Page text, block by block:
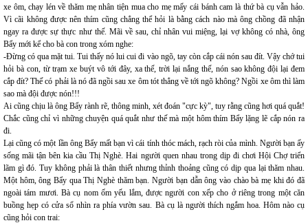
xe ôm, chạy lén về thăm mẹ nhân tiện mua cho mẹ mấy cái bánh cam là thứ bà cụ vẫn hảo.
Vì cãi không được nên thím cũng chẳng thể hỏi là bằng cách nào mà ông chồng đã nhận
ngay ra được sự thực như thế. Mãi về sau, chỉ nhân vui miệng, lại vợ không có nhà, ông
Bẩy mới kể cho bà con trong xóm nghe:
-Đừng có qua mặt tui. Tui thấy nó lui cui đi vào ngõ, tay còn cắp cái nón sau đít. Vậy chớ tui
hỏi bà con, từ trạm xe buýt vô tới đây, xa thế, trời lại nắng thế, nón sao không đội lại đem
cắp đít? Thế có phải là nó đã ngồi sau xe ôm tót thẳng về tới ngõ không? Ngồi xe ôm thì làm
sao mà đội được nón!!!
Ai cũng chịu là ông Bẩy rành rẽ, thông minh, xét đoán "cực kỳ", tuy rằng cũng hơi quá quắt!
Chắc cũng chỉ vì những chuyện quá quắt như thế mà một hôm thím Bẩy lặng lẽ cắp nón ra
đi.
Lại cũng có một lần ông Bẩy mất bạn vì cái tính thóc mách, rạch ròi của mình. Người bạn ấy
sống mãi tận bên kia cầu Thị Nghè. Hai người quen nhau trong dịp đi chơi Hội Chợ triển
lãm gì đó. Tuy không phải là thân thiết nhưng thỉnh thoảng cũng có dịp qua lại thăm nhau.
Một hôm, ông Bẩy qua Thị Nghè thăm bạn. Người bạn dẫn ông vào chào bà mẹ khi đó đã
ngoài tám mươi. Bà cụ nom ốm yếu lắm, được người con xếp cho ở riêng trong một căn
buồng hẹp có cửa sổ nhìn ra phía vườn sau. Bà cụ là người thích ngắm hoa. Hôm nào cụ
cũng hỏi con trai: